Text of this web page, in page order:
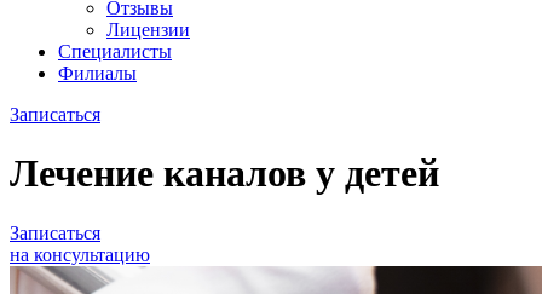
Отзывы
Лицензии
Специалисты
Филиалы
Записаться
Лечение каналов у детей
Записаться
на консультацию